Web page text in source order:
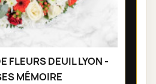
FLEURS DEUIL LYON -
MÉMOIRE